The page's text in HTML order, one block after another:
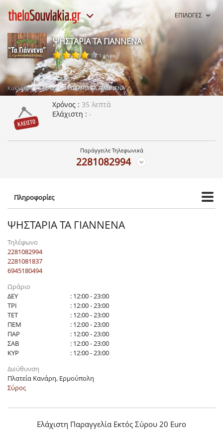
ΕΠΙΛΟΓΕΣ
ΨΗΣΤΑΡΙΑ ΤΑ ΓΙΑΝΝΕΝΑ
1 ψήφοι
Κυκλάδες Σύρος ΨΗΣΤΑΡΙΑ ΤΑ ΓΙΑΝΝΕΝΑ
Χρόνος
35 λεπτά
Ελάχιστη
-
Παράγγειλε Τηλεφωνικά
2281082994
Πληροφορίες
ΨΗΣΤΑΡΙΑ ΤΑ ΓΙΑΝΝΕΝΑ
Τηλέφωνο
2281082994
2281081837
6945180494
Ωράριο
ΔΕΥ
: 12:00 - 23:00
ΤΡΙ
: 12:00 - 23:00
ΤΕΤ
: 12:00 - 23:00
ΠΕΜ
: 12:00 - 23:00
ΠΑΡ
: 12:00 - 23:00
ΣΑΒ
: 12:00 - 23:00
ΚΥΡ
: 12:00 - 23:00
Διεύθυνση
Πλατεία Κανάρη, Ερμούπολη
Σύρος
Ελάχιστη Παραγγελία Εκτός Σύρου 20 Euro